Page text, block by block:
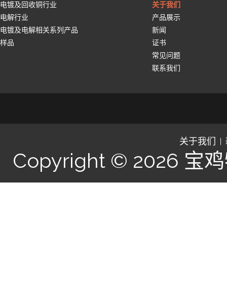
电镀及回收铜行业
电解行业
电镀及电解相关系列产品
样品
关于我们
产品展示
新闻
证书
常见问题
联系我们
关于我们
Copyright © 2026 宝